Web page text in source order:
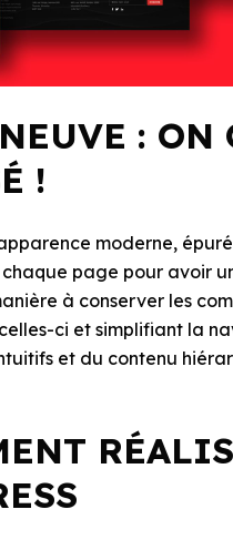
: ON
!
moderne,
page pour avoir
à conserver les
ci et simplifiant la
et du contenu